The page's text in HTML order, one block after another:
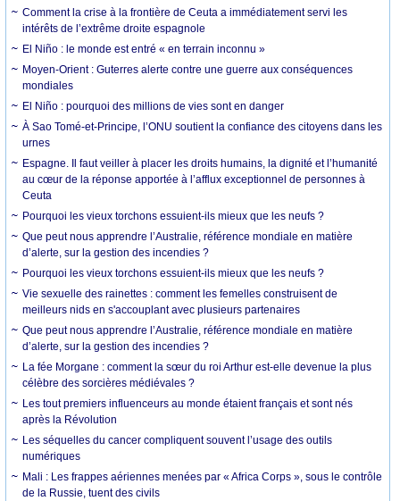
Comment la crise à la frontière de Ceuta a immédiatement servi les
intérêts de l’extrême droite espagnole
El Niño : le monde est entré « en terrain inconnu »
Moyen-Orient : Guterres alerte contre une guerre aux conséquences
mondiales
El Niño : pourquoi des millions de vies sont en danger
À Sao Tomé-et-Principe, l’ONU soutient la confiance des citoyens dans les
urnes
Espagne. Il faut veiller à placer les droits humains, la dignité et l’humanité
au cœur de la réponse apportée à l’afflux exceptionnel de personnes à
Ceuta
Pourquoi les vieux torchons essuient-ils mieux que les neufs ?
Que peut nous apprendre l’Australie, référence mondiale en matière
d’alerte, sur la gestion des incendies ?
Pourquoi les vieux torchons essuient-ils mieux que les neufs ?
Vie sexuelle des rainettes : comment les femelles construisent de
meilleurs nids en s'accouplant avec plusieurs partenaires
Que peut nous apprendre l’Australie, référence mondiale en matière
d’alerte, sur la gestion des incendies ?
La fée Morgane : comment la sœur du roi Arthur est-elle devenue la plus
célèbre des sorcières médiévales ?
Les tout premiers influenceurs au monde étaient français et sont nés
après la Révolution
Les séquelles du cancer compliquent souvent l’usage des outils
numériques
Mali : Les frappes aériennes menées par « Africa Corps », sous le contrôle
de la Russie, tuent des civils